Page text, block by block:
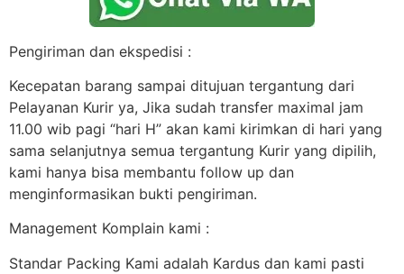
Pengiriman dan ekspedisi :
Kecepatan barang sampai ditujuan tergantung dari
Pelayanan Kurir ya, Jika sudah transfer maximal jam
11.00 wib pagi “hari H” akan kami kirimkan di hari yang
sama selanjutnya semua tergantung Kurir yang dipilih,
kami hanya bisa membantu follow up dan
menginformasikan bukti pengiriman.
Management Komplain kami :
Standar Packing Kami adalah Kardus dan kami pasti